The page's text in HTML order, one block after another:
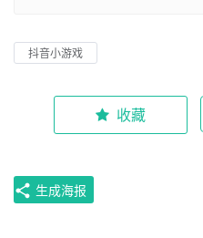
抖音小游戏
收藏
生成海报